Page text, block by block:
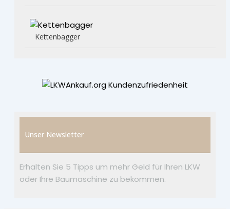
Kettenbagger
Unser Newsletter
Erhalten Sie 5 Tipps um mehr Geld für Ihren LKW
oder Ihre Baumaschine zu bekommen.